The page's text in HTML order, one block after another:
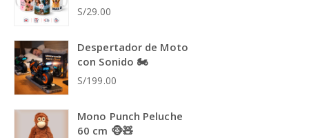
S/29.00
Despertador de Moto
con Sonido 🏍️
S/199.00
Mono Punch Peluche
60 cm 🐵🧸